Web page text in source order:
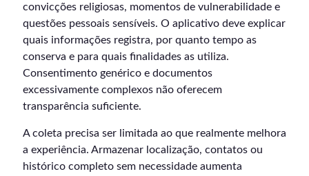
convicções religiosas, momentos de vulnerabilidade e
questões pessoais sensíveis. O aplicativo deve explicar
quais informações registra, por quanto tempo as
conserva e para quais finalidades as utiliza.
Consentimento genérico e documentos
excessivamente complexos não oferecem
transparência suficiente.
A coleta precisa ser limitada ao que realmente melhora
a experiência. Armazenar localização, contatos ou
histórico completo sem necessidade aumenta